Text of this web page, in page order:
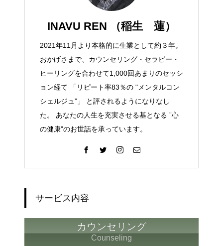
INAVU REN （稲生 蓮）
2021年11月より本格的に生業として約３年。
おかげさまで、カウンセリング・セラピー・
ヒーリングを合わせて1,000回あまりのセッシ
ョン経て 「リピート率83％の "メンタルコン
シェルジュ”」 と評されるようになりなし
た。 あなたの人生を充実させる基となる ”心
の健康”のお世話を承っています。
サービス内容
カウンセリング
Counseling